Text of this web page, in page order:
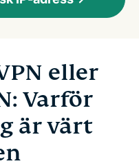
eller
Varför
är värt